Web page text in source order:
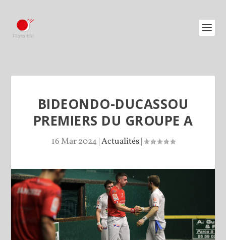
BIDEONDO-DUCASSOU
PREMIERS DU GROUPE A
16 Mar 2024 |Actualités|